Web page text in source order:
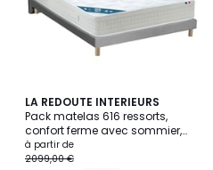
LA REDOUTE INTERIEURS
Pack matelas 616 ressorts,
confort ferme avec sommier,
pieds et tête de lit
à partir de
2099,00 €
3,2
/ 5
2
Couleurs